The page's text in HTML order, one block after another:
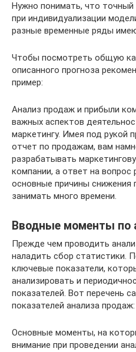
Нужно понимать, что
при индивидуализации
разные временные ряды
Чтобы посмотреть общую
описанного прогноза
пример:
Анализ продаж и прибыли
важных аспектов
маркетингу. Имея под рукой
отчет по продажам, вам
разрабатывать
компании, а ответ на вопрос
основные причины снижения
занимать много времени.
Вводные моменты по
Прежде чем проводить
наладить сбор статистики.
ключевые показатели,
анализировать и
показателей. Вот перечень
показателей анализа продаж:
Основные моменты, на
внимание при проведении